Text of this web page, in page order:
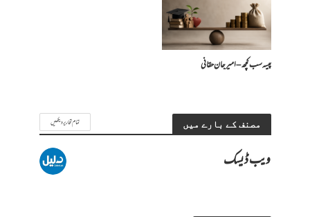
پیسہ سب کچھ – امیرجان حقانی
مصنف کے بارے میں تمام تحاریر دیکھیں
ویب ڈیسک